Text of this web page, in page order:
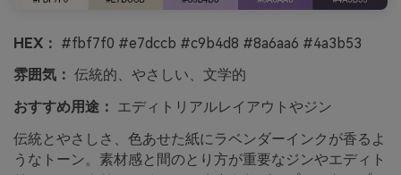
HEX： #fbf7f0 #e7dccb #c9b4d8 #8a6aa6 #4a3b53
雰囲気： 伝統的、やさしい、文学的
おすすめ用途： エディトリアルレイアウトやジン
伝統とやさしさ、色あせた紙にラベンダーインクが香るよ
うなトーン。素材感と間のとり方が重要なジンやエディト